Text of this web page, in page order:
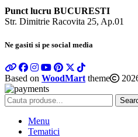
Punct lucru BUCURESTI
Str. Dimitrie Racovita 25, Ap.01
Ne gasiti si pe social media
Based on WoodMart theme
Menu
Tematici